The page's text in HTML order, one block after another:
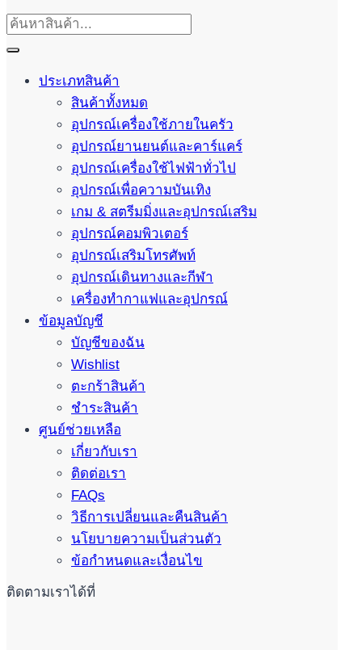
ประเภทสินค้า
สินค้าทั้งหมด
อุปกรณ์เครื่องใช้ภายในครัว
อุปกรณ์ยานยนต์และคาร์แคร์
อุปกรณ์เครื่องใช้ไฟฟ้าทั่วไป
อุปกรณ์เพื่อความบันเทิง
เกม & สตรีมมิ่งและอุปกรณ์เสริม
อุปกรณ์คอมพิวเตอร์
อุปกรณ์เสริมโทรศัพท์
อุปกรณ์เดินทางและกีฬา
เครื่องทำกาแฟและอุปกรณ์
ข้อมูลบัญชี
บัญชีของฉัน
Wishlist
ตะกร้าสินค้า
ชำระสินค้า
ศูนย์ช่วยเหลือ
เกี่ยวกับเรา
ติดต่อเรา
FAQs
วิธีการเปลี่ยนและคืนสินค้า
นโยบายความเป็นส่วนตัว
ข้อกำหนดและเงื่อนไข
ติดตามเราได้ที่